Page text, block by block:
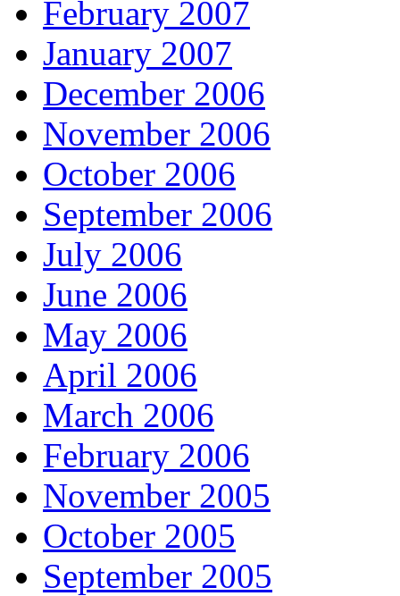
February 2007
January 2007
December 2006
November 2006
October 2006
September 2006
July 2006
June 2006
May 2006
April 2006
March 2006
February 2006
November 2005
October 2005
September 2005